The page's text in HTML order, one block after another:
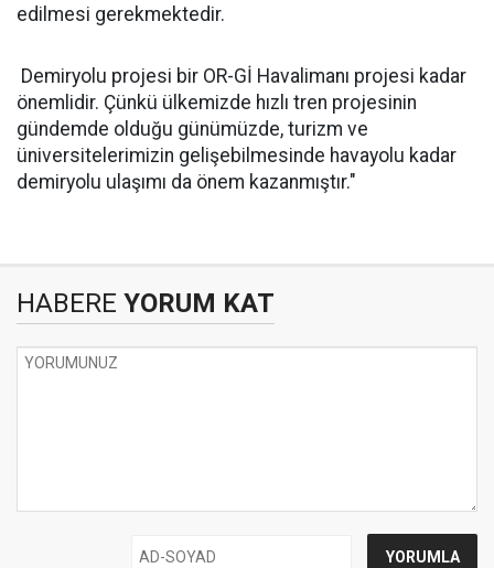
edilmesi gerekmektedir.
Demiryolu projesi bir OR-Gİ Havalimanı projesi kadar
önemlidir. Çünkü ülkemizde hızlı tren projesinin
gündemde olduğu günümüzde, turizm ve
üniversitelerimizin gelişebilmesinde havayolu kadar
demiryolu ulaşımı da önem kazanmıştır."
HABERE YORUM KAT